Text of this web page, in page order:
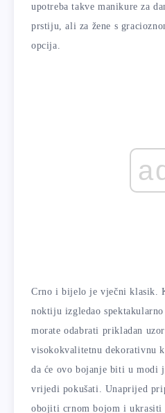
upotreba takve manikure za
prstiju, ali za žene s
opcija.
Crno i bijelo je vječni klasik.
noktiju izgledao
morate odabrati prikladan
visokokvalitetnu dekorativnu
da će ovo bojanje biti u modi
vrijedi pokušati. Unaprijed
obojiti crnom bojom i